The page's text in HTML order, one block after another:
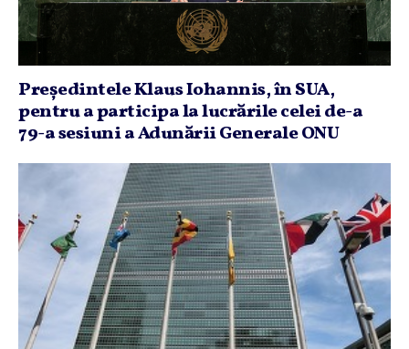
Preşedintele Klaus Iohannis, în SUA,
pentru a participa la lucrările celei de-a
79-a sesiuni a Adunării Generale ONU